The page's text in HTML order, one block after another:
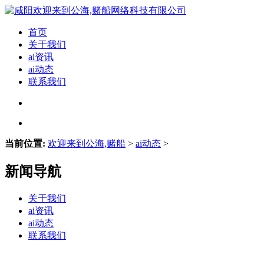
首页
关于我们
ai资讯
ai动态
联系我们
当前位置: 欢迎来到公海,赌船 > ai动态 >
新闻导航
关于我们
ai资讯
ai动态
联系我们